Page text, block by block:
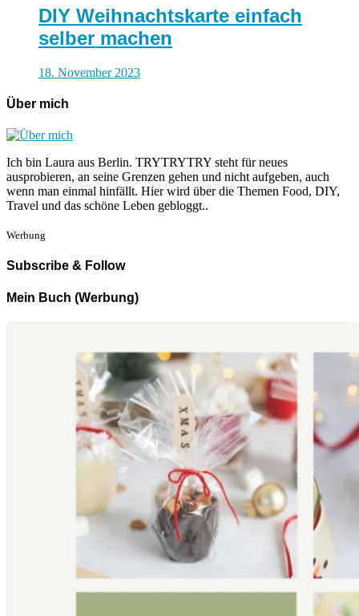
DIY Weihnachtskarte einfach
selber machen
18. November 2023
Über mich
Ich bin Laura aus Berlin. TRYTRYTRY steht für neues
ausprobieren, an seine Grenzen gehen und nicht aufgeben, auch
wenn man einmal hinfällt. Hier wird über die Themen Food, DIY,
Travel und das schöne Leben gebloggt..
Werbung
Subscribe & Follow
Mein Buch (Werbung)